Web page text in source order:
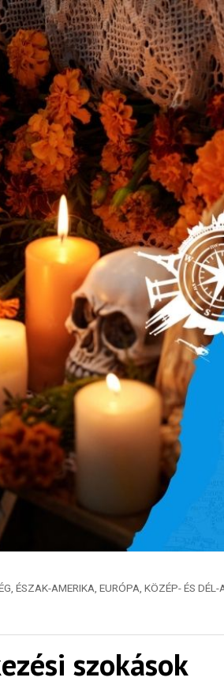
ÉSZAK-AMERIKA EURÓPA KÖZÉP- ÉS DÉL-
szokások